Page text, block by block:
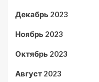
Декабрь 2023
Ноябрь 2023
Октябрь 2023
Август 2023